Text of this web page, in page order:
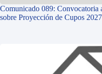
Comunicado 089: Convocatoria
sobre Proyección de Cupos